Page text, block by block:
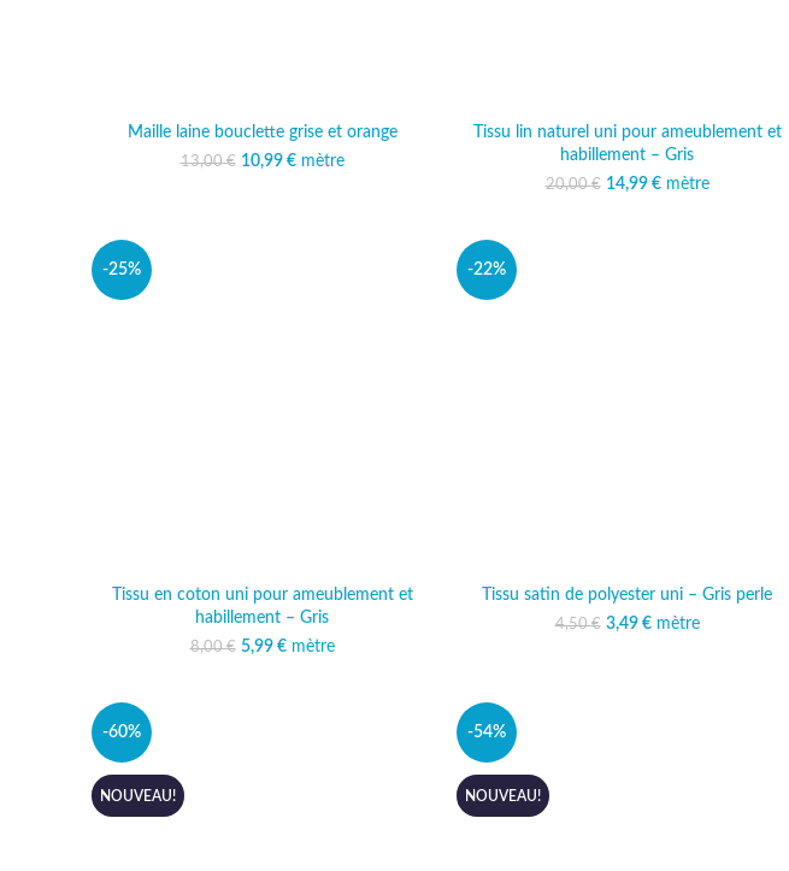
Maille laine bouclette grise et orange
13,00€
Le prix initial était :
10,99 € Le prix actuel est :
mètre
Tissu lin naturel uni pour ameublement et
habillement – Gris
20,00€
Le prix initial était :
14,99 € Le prix actuel est :
mètre
-25%
Tissu en coton uni pour ameublement et
habillement – Gris
8,00€
Le prix initial était :
5,99 € Le prix actuel est :
mètre
-22%
Tissu satin de polyester uni – Gris perle
4,50€
Le prix initial était :
3,49 € Le prix actuel est :
mètre
-60%
NOUVEAU!
-54%
NOUVEAU!